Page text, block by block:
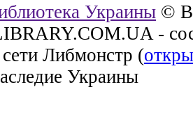
Украины ©
-
Либмонстр (
Украины